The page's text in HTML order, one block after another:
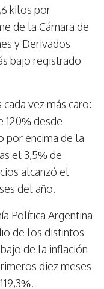
kilos por
de la Cámara de
y Derivados
bajo registrado
vez más caro:
120% desde
por encima de la
el 3,5% de
alcanzó el
del año.
Política Argentina
de los distintos
de la inflación
diez meses